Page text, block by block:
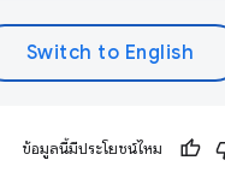
ข้อมูลนี้มีประโยชน์ไหม